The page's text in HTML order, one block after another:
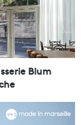
Blum